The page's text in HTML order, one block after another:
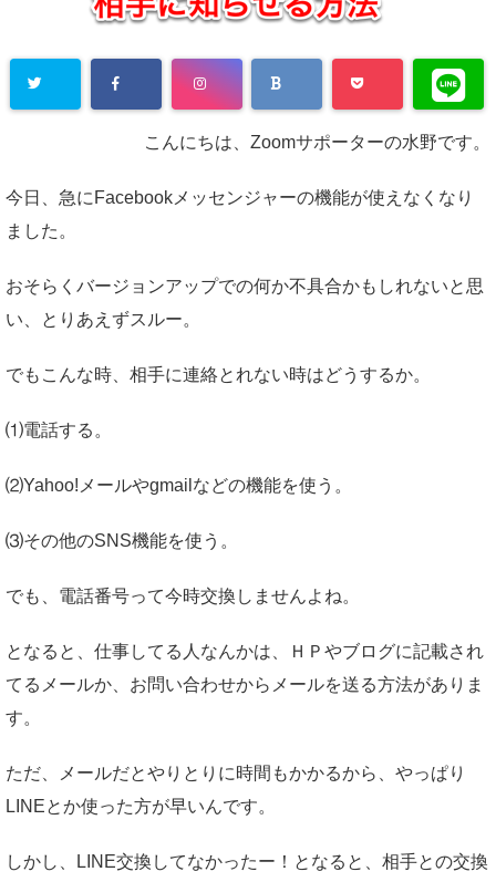
こんにちは、Zoomサポーターの水野です。
今日、急にFacebookメッセンジャーの機能が使えなくなり
ました。
おそらくバージョンアップでの何か不具合かもしれないと思
い、とりあえずスルー。
でもこんな時、相手に連絡とれない時はどうするか。
⑴電話する。
⑵Yahoo!メールやgmailなどの機能を使う。
⑶その他のSNS機能を使う。
でも、電話番号って今時交換しませんよね。
となると、仕事してる人なんかは、ＨＰやブログに記載され
てるメールか、お問い合わせからメールを送る方法がありま
す。
ただ、メールだとやりとりに時間もかかるから、やっぱり
LINEとか使った方が早いんです。
しかし、LINE交換してなかったー！となると、相手との交換